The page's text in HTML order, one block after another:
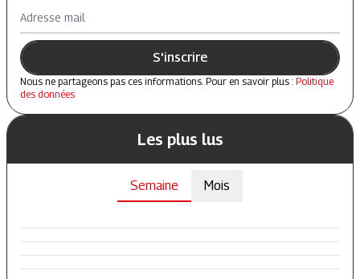
Adresse mail
S'inscrire
Nous ne partageons pas ces informations. Pour en savoir plus : Politique
des données
Les plus lus
Semaine Mois